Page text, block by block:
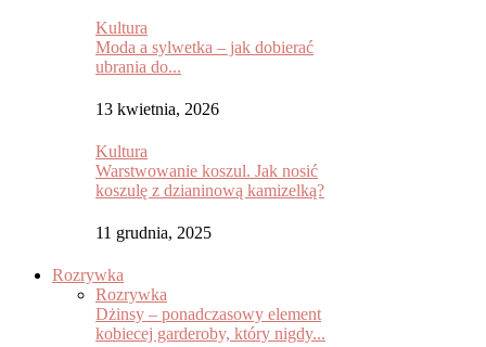
Kultura
Moda a sylwetka – jak dobierać
ubrania do...
13 kwietnia, 2026
Kultura
Warstwowanie koszul. Jak nosić
koszulę z dzianinową kamizelką?
11 grudnia, 2025
Rozrywka
Rozrywka
Dżinsy – ponadczasowy element
kobiecej garderoby, który nigdy...